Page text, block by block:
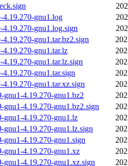
gnu1.log
gnu1.log.sign
gnu1.tar.bz2.sign
gnu1.tar.lz
gnu1.tar.lz.sign
gnu1.tar.sign
gnu1.tar.xz.sign
gnu1-4.19.270-gnu1.bz2
gnu1-4.19.270-gnu1.bz2.sign
gnu1-4.19.270-gnu1.lz
gnu1-4.19.270-gnu1.lz.sign
gnu1-4.19.270-gnu1.sign
gnu1-4.19.270-gnu1.xz
gnu1-4.19.270-gnu1.xz.sign